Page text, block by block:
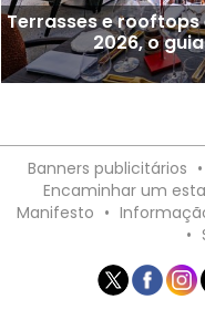
Terrasses e rooftops
2026, o
Banners publicitários •
Encaminhar um
Manifesto •
•